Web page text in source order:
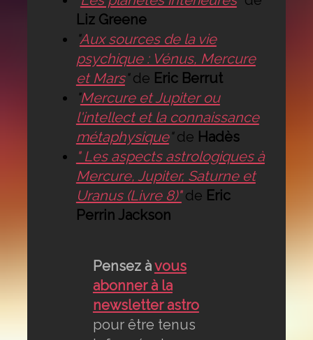
Liz Greene
"Aux sources de la vie
psychique : Vénus, Mercure
et Mars"de Eric Berrut
"Mercure et Jupiter ou
l'intellect et la connaissance
métaphysique"de Hadès
" Les aspects astrologiques à
Mercure, Jupiter, Saturne et
Uranus (Livre 8)"de Eric
Perrin Jackson
Pensez àvous
abonner à la
newsletter astro
pour être tenus